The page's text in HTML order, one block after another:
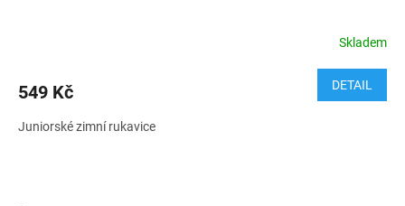
Skladem
549 Kč DETAIL
Juniorské zimní rukavice